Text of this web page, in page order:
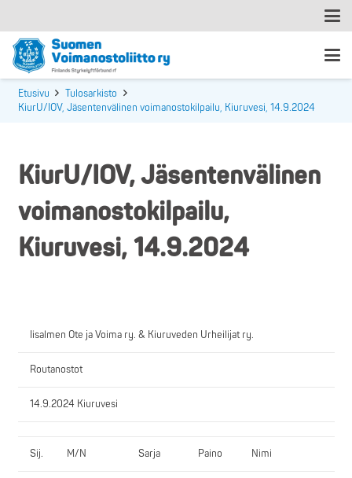
Etusivu
Tulosarkisto
KiurU/IOV, Jäsentenvälinen voimanostokilpailu, Kiuruvesi, 14.9.2024
KiurU/IOV, Jäsentenvälinen
voimanostokilpailu,
Kiuruvesi, 14.9.2024
Iisalmen Ote ja Voima ry. & Kiuruveden Urheilijat ry.
Routanostot
14.9.2024 Kiuruvesi
Sij. M/N Sarja Paino Nimi